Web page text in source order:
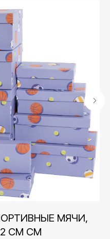
МЯЧИ,
СМ СМ